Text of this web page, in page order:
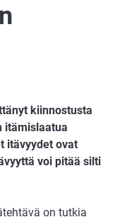
kiinnostusta
itämislaatua
itävyydet ovat
voi pitää silti
on tutkia